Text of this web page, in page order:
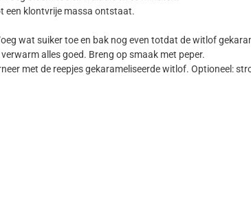
een klontvrije massa ontstaat.
wat suiker toe en bak nog even totdat de witlof
alles goed. Breng op smaak met peper.
met de reepjes gekarameliseerde witlof. Optioneel: